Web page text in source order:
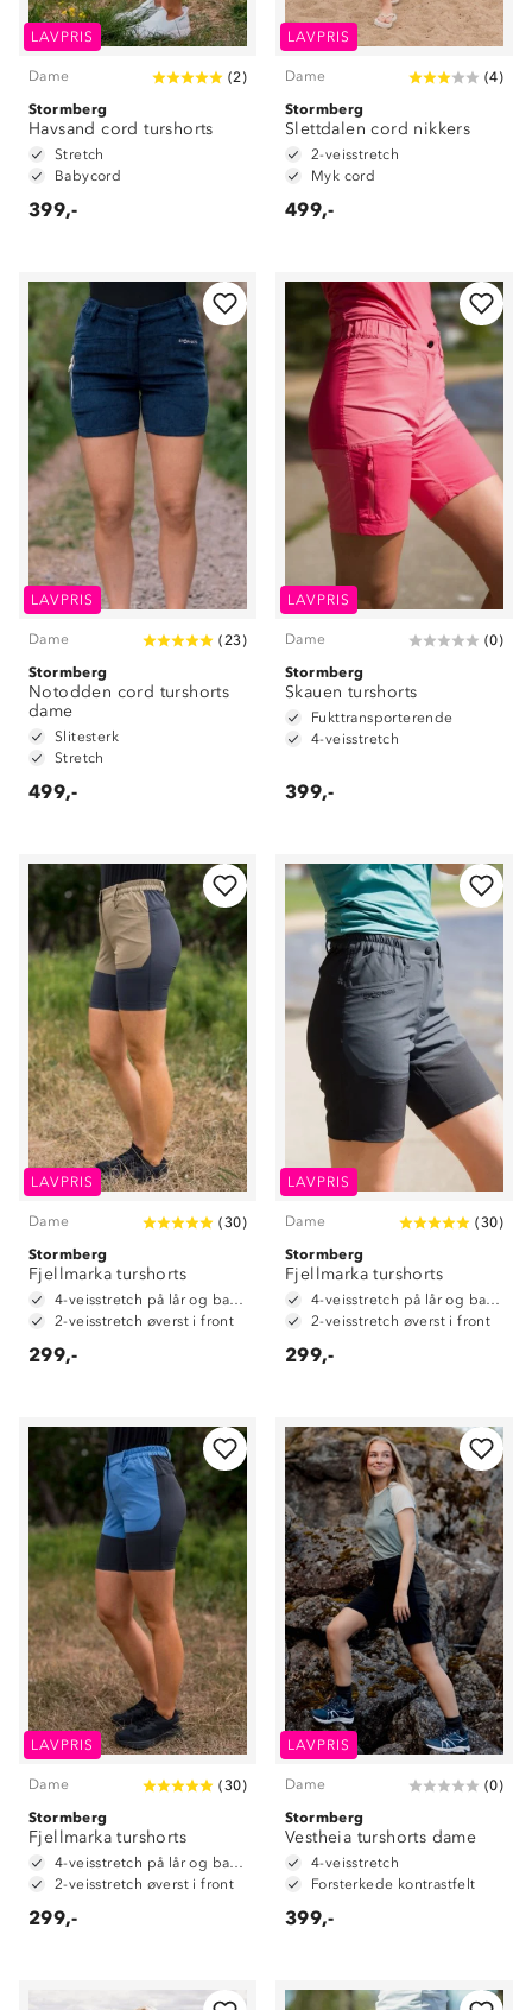
LAVPRIS
Dame (2)
Stormberg
Havsand cord turshorts
Stretch
Babycord
399,-
LAVPRIS
Dame (4)
Stormberg
Slettdalen cord nikkers
2-veisstretch
Myk cord
499,-
LAVPRIS
Dame (23)
Stormberg
Notodden cord turshorts
dame
Slitesterk
Stretch
499,-
LAVPRIS
Dame (0)
Stormberg
Skauen turshorts
Fukttransporterende
4-veisstretch
399,-
LAVPRIS
Dame (30)
Stormberg
Fjellmarka turshorts
4-veisstretch på lår og baken
2-veisstretch øverst i front
299,-
LAVPRIS
Dame (30)
Stormberg
Fjellmarka turshorts
4-veisstretch på lår og baken
2-veisstretch øverst i front
299,-
LAVPRIS
Dame (30)
Stormberg
Fjellmarka turshorts
4-veisstretch på lår og baken
2-veisstretch øverst i front
299,-
LAVPRIS
Dame (0)
Stormberg
Vestheia turshorts dame
4-veisstretch
Forsterkede kontrastfelt
399,-